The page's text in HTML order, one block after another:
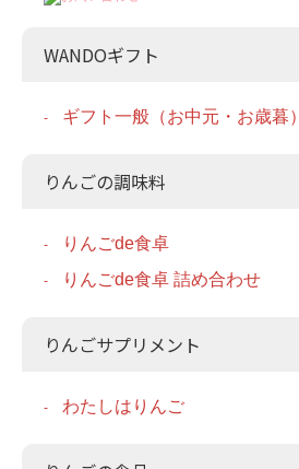
WANDOギフト
ギフト一般（お中元・お歳暮）
りんごの調味料
りんごde食卓
りんごde食卓 詰め合わせ
りんごサプリメント
わたしはりんご